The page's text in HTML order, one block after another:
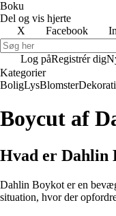
Boku
Del og vis hjerte
X
Facebook
Log påRegistrér dig
Kategorier
BoligLysBlomster
Boycut af
Hvad er Dahlin
Dahlin Boykot er en
situation, hvor der